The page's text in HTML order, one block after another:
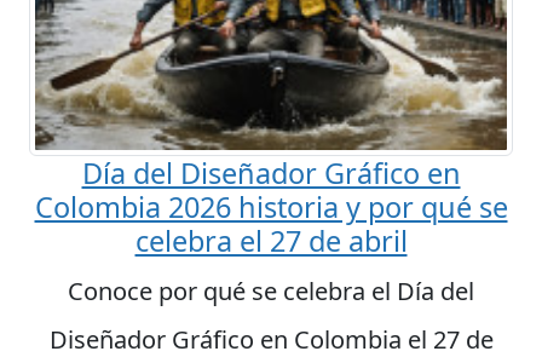
Día del Diseñador Gráfico en
Colombia 2026 historia y por qué se
celebra el 27 de abril
Conoce por qué se celebra el Día del
Diseñador Gráfico en Colombia el 27 de